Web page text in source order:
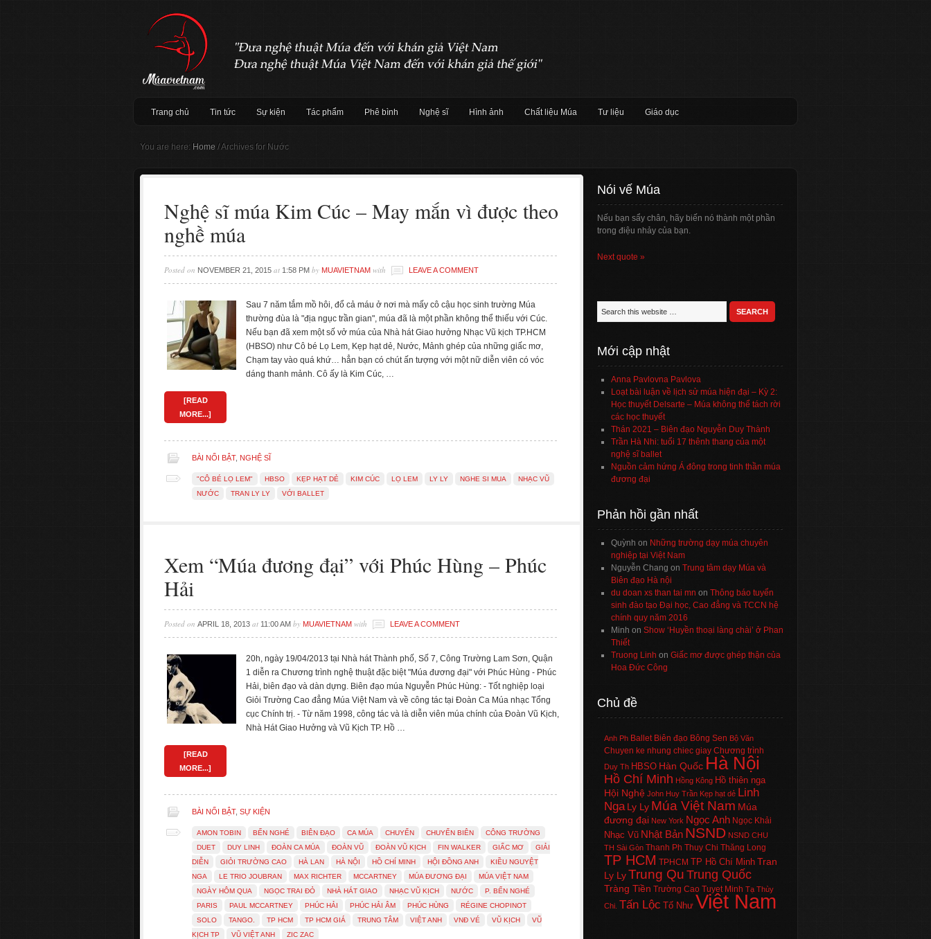
Trang chủ Tin tức Sự kiện Tác phẩm Phê bình Nghệ sĩ Hình ảnh Chất liệu Múa Tư liệu Giáo dục
You are here: Home /Archives for Nước
Nghệ sĩ múa Kim Cúc – May mắn vì được theo
nghề múa
Posted on NOVEMBER 21, 2015 at 1:58 PM by MUAVIETNAM with LEAVE A COMMENT
Sau 7 năm tắm mồ hôi, đổ cả máu ở nơi mà mấy cô cậu học sinh trường Múa
thường đùa là "địa ngục trần gian", múa đã là một phần không thể thiếu với Cúc.
Nếu bạn đã xem một số vở múa của Nhà hát Giao hưởng Nhạc Vũ kịch TP.HCM
(HBSO) như Cô bé Lọ Lem, Kẹp hạt dẻ, Nước, Mảnh ghép của những giấc mơ,
Chạm tay vào quá khứ… hẳn bạn có chút ấn tượng với một nữ diễn viên có vóc
dáng thanh mảnh. Cô ấy là Kim Cúc, …
[READ
MORE...]
BÀI NỔI BẬT, NGHỆ SĨ
"CÔ BÉ LỌ LEM" HBSO KẸP HẠT DẺ KIM CÚC LỌ LEM LY LY NGHE SI MUA
NHẠC VŨ
NƯỚC
TRAN LY LY VỚI BALLET
Xem “Múa đương đại” với Phúc Hùng – Phúc
Hải
Posted on APRIL 18, 2013 at 11:00 AM by MUAVIETNAM with LEAVE A COMMENT
20h, ngày 19/04/2013 tại Nhà hát Thành phố, Số 7, Công Trường Lam Sơn, Quận
1 diễn ra Chương trình nghệ thuật đặc biệt "Múa đương đại" với Phúc Hùng - Phúc
Hải, biên đạo và dàn dựng. Biên đạo múa Nguyễn Phúc Hùng: - Tốt nghiệp loại
Giỏi Trường Cao đẳng Múa Việt Nam và về công tác tại Đoàn Ca Múa nhạc Tổng
cục Chính trị. - Từ năm 1998, công tác và là diễn viên múa chính của Đoàn Vũ Kịch,
Nhà Hát Giao Hưởng và Vũ Kịch TP. Hồ …
[READ
MORE...]
BÀI NỔI BẬT, SỰ KIỆN
AMON TOBIN BẾN NGHÉ BIÊN ĐẠO CA MÚA CHUYỂN CHUYỂN BIÊN
CÔNG TRƯỜNG
DUET
DUY LINH ĐOÀN CA MÚA ĐOÀN VŨ ĐOÀN VŨ KỊCH FIN WALKER GIẤC MƠ
GIẢI
DIỄN
GIỎI TRƯỜNG CAO HÀ LAN HÀ NỘI HỒ CHÍ MINH HỘI ĐỒNG ANH
KIỀU NGUYỆT
NGA
LE TRIO JOUBRAN MAX RICHTER MCCARTNEY MÚA ĐƯƠNG ĐẠI
MÚA VIỆT NAM
NGÀY HÔM QUA
NGỌC TRAI ĐỎ NHÀ HÁT GIAO NHẠC VŨ KỊCH NƯỚC
P. BẾN NGHÉ
PARIS
PAUL MCCARTNEY PHÚC HẢI PHÚC HẢI ÂM PHÚC HÙNG
RÉGINE CHOPINOT
SOLO
TANGO. TP HCM TP HCM GIÁ TRUNG TÂM VIỆT ANH VNĐ VÉ VŨ KỊCH
VŨ
KỊCH TP
VŨ VIỆT ANH ZIC ZAC
Nói vế Múa
Nếu bạn sẩy chân, hãy biến nó thành một phần
trong điệu nhảy của bạn.
Next quote »
Mới cập nhật
Anna Pavlovna Pavlova
Loạt bài luận về lịch sử múa hiện đại – Kỳ 2:
Học thuyết Delsarte – Múa không thể tách rời
các học thuyết
Thán 2021 – Biên đạo Nguyễn Duy Thành
Trần Hà Nhi: tuổi 17 thênh thang của một
nghệ sĩ ballet
Nguồn cảm hứng Á đông trong tinh thần múa
đương đại
Phản hồi gần nhất
Quỳnh on Những trường dạy múa chuyên
nghiệp tại Việt Nam
Nguyễn Chang on Trung tâm dạy Múa và
Biên đạo Hà nội
du doan xs than tai mn on Thông báo tuyển
sinh đào tạo Đại học, Cao đẳng và TCCN hệ
chính quy năm 2016
Minh on Show ‘Huyền thoại làng chài’ ở Phan
Thiết
Truong Linh on Giấc mơ được ghép thận của
Hoa Đức Công
Chủ đề
Anh Ph Ballet Biên đạo Bông Sen Bộ Văn
Chuyen ke nhung chiec giay Chương trình
Duy Th HBSO Hàn Quốc Hà Nội
Hồ Chí Minh Hồng Kông Hồ thiên nga
Hội Nghệ John Huy Trần Kẹp hạt dẻ Linh
Nga Ly Ly Múa Việt Nam Múa
đương đại New York Ngọc Anh Ngọc Khải
Nhạc Vũ Nhật Bản NSND NSND CHU
TH Sài Gòn Thanh Ph Thuy Chi Thăng Long
TP HCM TPHCM TP Hồ Chí Minh Tran
Ly LyTrung Qu Trung Quốc
Tràng Tiền Trường Cao Tuyet Minh Tạ Thùy
Chi. Tấn Lộc Tố Như Việt Nam